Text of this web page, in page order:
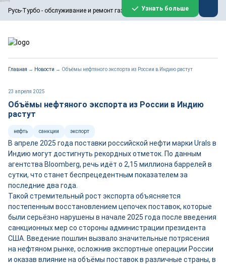
Русь-Турбо - обслуживание и ремонт газовых паровых турбин
ООО «Русь-Турбо» занимается сервисом газовых и паровых
турбин, комплексным ремонтом, восстановлением,
техническим обслуживанием оборудования ТЭС,
работают на нефтегазовых, нефтехимических,
металлургических и других предприятиях.
Реклама. ООО «Русь-Турбо», ИНН 7802588950
Узнать больше
Главная → Новости → Объёмы нефтяного экспорта из России в Индию растут
23 апреля 2025
Объёмы нефтяного экспорта из России в Индию
растут
нефть санкции экспорт
В апреле 2025 года поставки российской нефти марки Urals в
Индию могут достигнуть рекордных отметок. По данным
агентства Bloomberg, речь идёт о 2,15 миллиона баррелей в
сутки, что станет беспрецедентным показателем за
последние два года.
Такой стремительный рост экспорта объясняется
постепенным восстановлением цепочек поставок, которые
были серьёзно нарушены в начале 2025 года после введения
санкционных мер со стороны администрации президента
США. Введение пошлин вызвало значительные потрясения
на нефтяном рынке, осложнив экспортные операции России
и оказав влияние на объёмы поставок в различные страны, в